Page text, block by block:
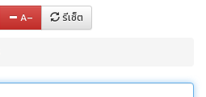
A– รีเซ็ต